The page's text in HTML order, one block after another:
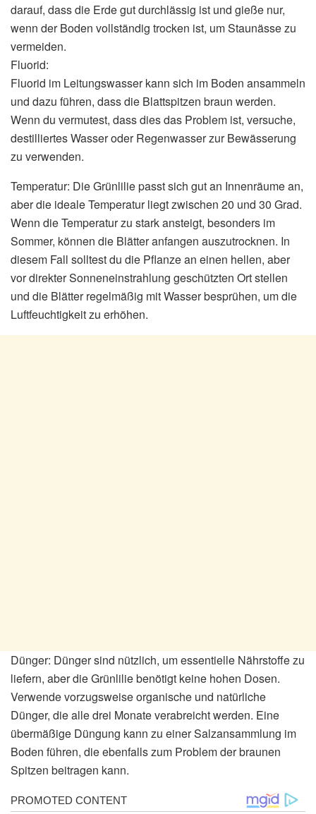
darauf, dass die Erde gut durchlässig ist und gieße nur,
wenn der Boden vollständig trocken ist, um Staunässe zu
vermeiden.
Fluorid:
Fluorid im Leitungswasser kann sich im Boden ansammeln
und dazu führen, dass die Blattspitzen braun werden.
Wenn du vermutest, dass dies das Problem ist, versuche,
destilliertes Wasser oder Regenwasser zur Bewässerung
zu verwenden.
Temperatur: Die Grünlilie passt sich gut an Innenräume an,
aber die ideale Temperatur liegt zwischen 20 und 30 Grad.
Wenn die Temperatur zu stark ansteigt, besonders im
Sommer, können die Blätter anfangen auszutrocknen. In
diesem Fall solltest du die Pflanze an einen hellen, aber
vor direkter Sonneneinstrahlung geschützten Ort stellen
und die Blätter regelmäßig mit Wasser besprühen, um die
Luftfeuchtigkeit zu erhöhen.
Dünger: Dünger sind nützlich, um essentielle Nährstoffe zu
liefern, aber die Grünlilie benötigt keine hohen Dosen.
Verwende vorzugsweise organische und natürliche
Dünger, die alle drei Monate verabreicht werden. Eine
übermäßige Düngung kann zu einer Salzansammlung im
Boden führen, die ebenfalls zum Problem der braunen
Spitzen beitragen kann.